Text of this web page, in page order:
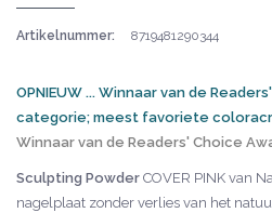
Artikelnummer: 8719481290344
OPNIEUW ... Winnaar van de
categorie; meest favoriete
Winnaar van de Readers' Choice
Sculpting Powder COVER PINK van
nagelplaat zonder verlies van het